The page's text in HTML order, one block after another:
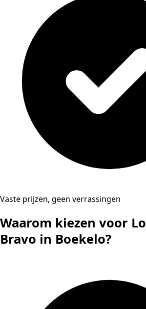
Vaste prijzen, geen verrassingen
Waarom kiezen voor
Bravo in Boekelo?